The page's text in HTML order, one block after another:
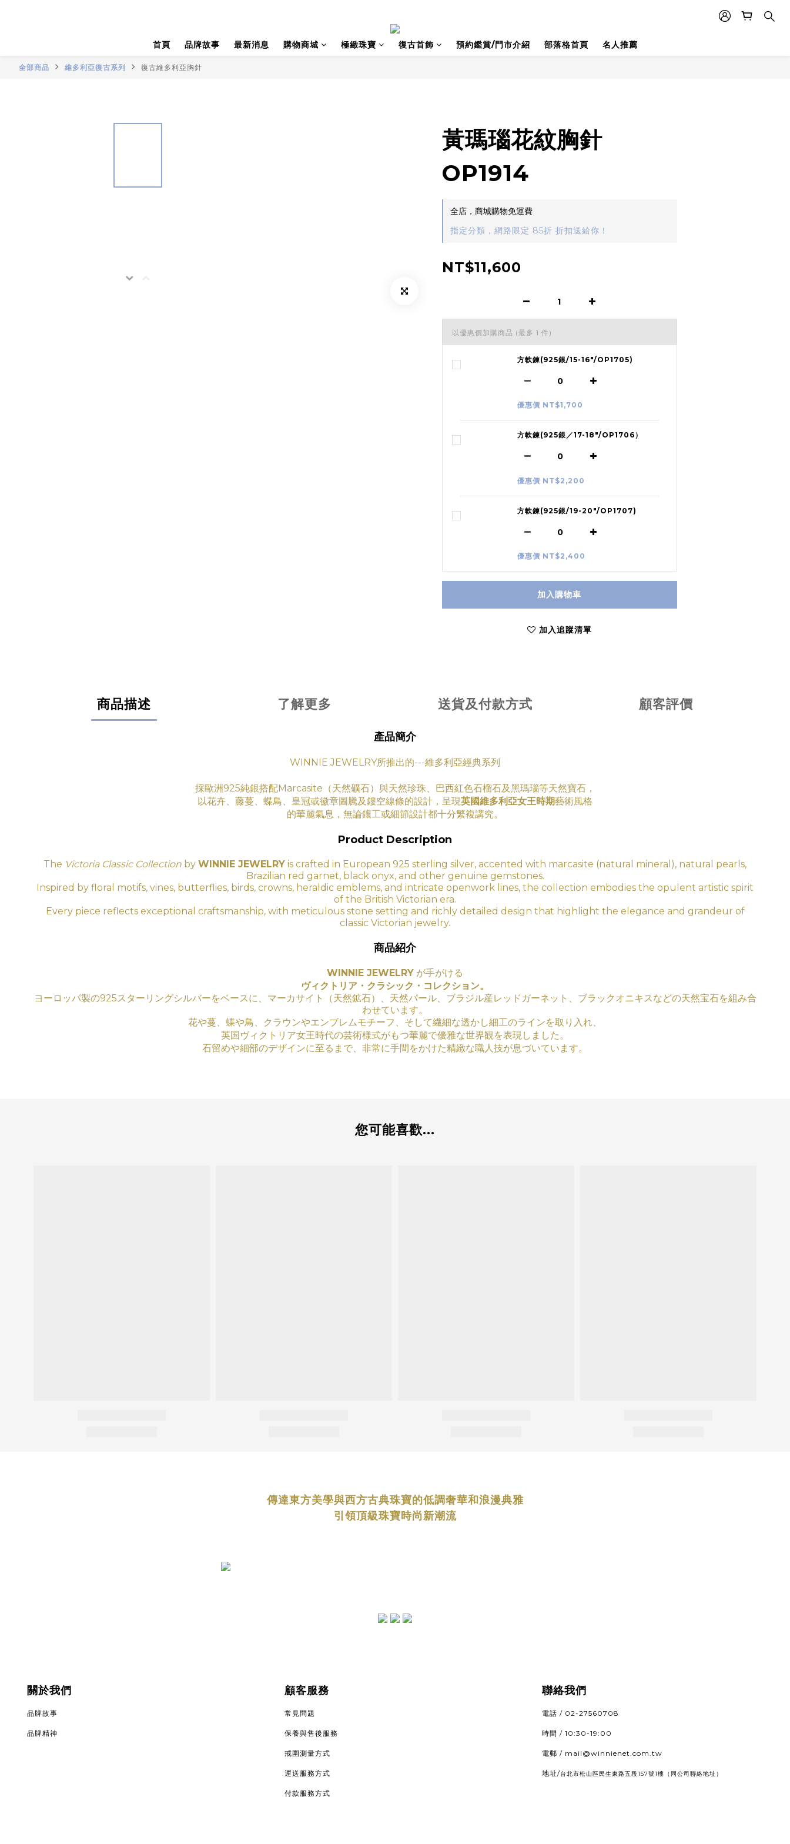
首頁 品牌故事 最新消息 購物商城 極緻珠寶 復古首飾 預約鑑賞/門市介紹 部落格首頁 名人推薦
全部商品 維多利亞復古系列 復古維多利亞胸針
黃瑪瑙花紋胸針
OP1914
全店，商城購物免運費
指定分類，網路限定 85折 折扣送給你！
NT$11,600
以優惠價加購商品 (最多 1 件)
方軟鍊(925銀/15-16"/OP1705)
優惠價 NT$1,700
方軟鍊(925銀／17-18"/OP1706）
優惠價 NT$2,200
方軟鍊(925銀/19-20"/OP1707)
優惠價 NT$2,400
加入購物車
加入追蹤清單
商品描述 了解更多 送貨及付款方式 顧客評價
產品簡介
WINNIE JEWELRY所推出的---維多利亞經典系列
採歐洲925純銀搭配Marcasite（天然礦石）與天然珍珠、巴西紅色石榴石及黑瑪瑙等天然寶石，
以花卉、藤蔓、蝶鳥、皇冠或徽章圖騰及鏤空線條的設計，呈現英國維多利亞女王時期藝術風格
的華麗氣息 ，無論鑲工或細節設計都十分繁複講究。
Product Description
The Victoria Classic Collection by WINNIE JEWELRY is crafted in European 925 sterling silver, accented with marcasite (natural mineral), natural pearls,
Brazilian red garnet, black onyx, and other genuine gemstones.
Inspired by floral motifs, vines, butterflies, birds, crowns, heraldic emblems, and intricate openwork lines, the collection embodies the opulent artistic spirit
of the British Victorian era.
Every piece reflects exceptional craftsmanship, with meticulous stone setting and richly detailed design that highlight the elegance and grandeur of
classic Victorian jewelry.
商品紹介
WINNIE JEWELRY が手がける
ヴィクトリア・クラシック・コレクション。
ヨーロッパ製の925スターリングシルバーをベースに、マーカサイト（天然鉱石）、天然パール、ブラジル産レッドガーネット、ブラックオニキスなどの天然宝石を組み合
わせています。
花や蔓、蝶や鳥、クラウンやエンブレムモチーフ、そして繊細な透かし細工のラインを取り入れ、
英国ヴィクトリア女王時代の芸術様式がもつ華麗で優雅な世界観を表現しました。
石留めや細部のデザインに至るまで、非常に手間をかけた精緻な職人技が息づいています。
您可能喜歡...
傳達東方美學與西方古典珠寶的低調奢華和浪漫典雅
引領頂級珠寶時尚新潮流
關於我們
品牌故事
品牌精神
顧客服務
常見問題
保養與售後服務
戒圍測量方式
運送服務方式
付款服務方式
聯絡我們
電話 / 02-27560708
時間 / 10:30-19:00
電郵 / mail@winnienet.com.tw
地址/台北市松山區民生東路五段157號1樓 （同公司聯絡地址）